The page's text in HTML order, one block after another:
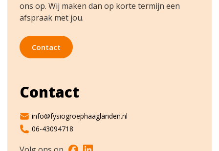
ons op. Wij maken dan op korte termijn een
afspraak met jou.
Contact
Contact
info@fysiogroephaaglanden.nl
06-43094718